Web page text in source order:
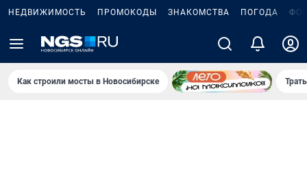
НЕДВИЖИМОСТЬ ПРОМОКОДЫ ЗНАКОМСТВА ПОГОДА
Как строили мосты в Новосибирске